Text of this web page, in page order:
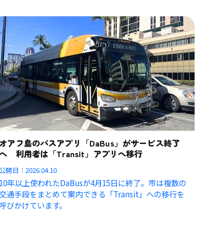
オアフ島のバスアプリ「DaBus」がサービス終了
利用者は「Transit」アプリへ移行
公開日：2026.04.10
10年以上使われたDaBusが4月15日に終了。市は複数の
交通手段をまとめて案内できる「Transit」への移行を
びかけています。